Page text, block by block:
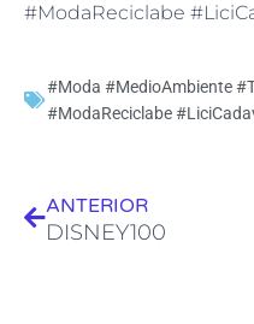
#ModaReciclabe
#Moda #MedioAmbiente
#ModaReciclabe
ANTERIOR
DISNEY100